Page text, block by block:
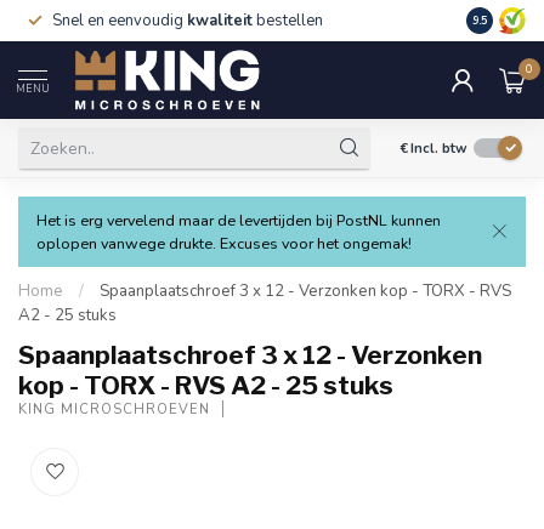
Snel en eenvoudig kwaliteitbestellen 9.5
MENU
0
€Incl. btw
Het is erg vervelend maar de levertijden bij PostNL kunnen
oplopen vanwege drukte. Excuses voor het ongemak!
Home /
Spaanplaatschroef 3 x 12 - Verzonken kop - TORX - RVS
A2 - 25 stuks
Spaanplaatschroef 3 x 12 - Verzonken
kop - TORX - RVS A2 - 25 stuks
KING MICROSCHROEVEN